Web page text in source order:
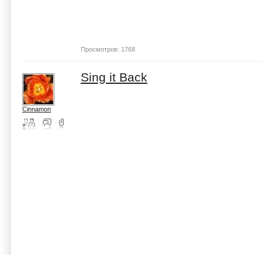
Просмотров: 1768
Cinnamon
Sing it Back